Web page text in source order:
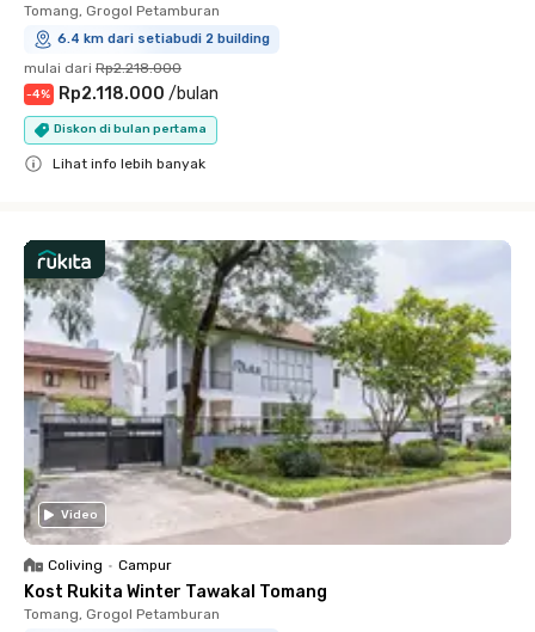
Tomang, Grogol Petamburan
6.4 km dari setiabudi 2 building
mulai dari Rp2.218.000
-4% Rp2.118.000 /bulan
Diskon di bulan pertama
Lihat info lebih banyak
Video
Coliving • Campur
Kost Rukita Winter Tawakal Tomang
Tomang, Grogol Petamburan